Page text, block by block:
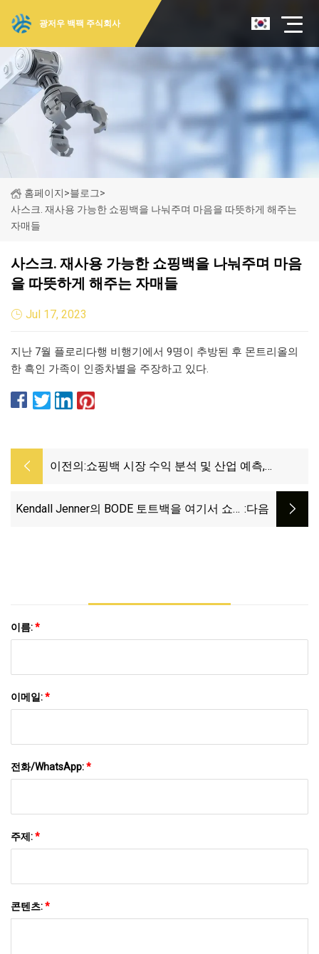
광저우 백팩 주식회사
홈페이지>블로그>
사스크. 재사용 가능한 쇼핑백을 나눠주며 마음을 따뜻하게 해주는
자매들
사스크. 재사용 가능한 쇼핑백을 나눠주며 마음
을 따뜻하게 해주는 자매들
Jul 17, 2023
지난 7월 플로리다행 비행기에서 9명이 추방된 후 몬트리올의
한 흑인 가족이 인종차별을 주장하고 있다.
이전의:쇼핑백 시장 수익 분석 및 산업 예측,
Master Corp., TIENYIH, Kwan Yick Group,
Kendall Jenner의 BODE 토트백을 여기서 쇼핑 :다음
이름:*
이메일:*
전화/WhatsApp:*
주제:*
콘텐츠:*